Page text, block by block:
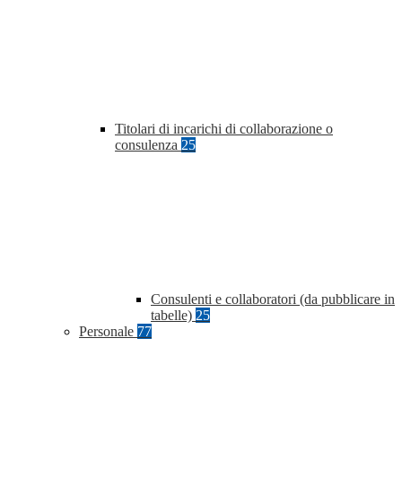
Titolari di incarichi di collaborazione o
consulenza 25
Consulenti e collaboratori (da pubblicare in
tabelle) 25
Personale 77